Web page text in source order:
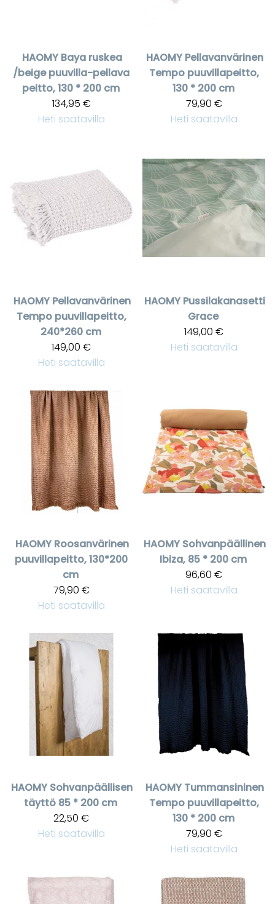
HAOMY Baya ruskea
/beige puuvilla-pellava
peitto, 130 * 200 cm
134,95 €
Heti saatavilla
HAOMY Pellavanvärinen
Tempo puuvillapeitto,
130 * 200 cm
79,90 €
Heti saatavilla
HAOMY Pellavanvärinen
Tempo puuvillapeitto,
240*260 cm
149,00 €
Heti saatavilla
HAOMY Pussilakanasetti
Grace
149,00 €
Heti saatavilla
HAOMY Roosanvärinen
puuvillapeitto, 130*200
cm
79,90 €
Heti saatavilla
HAOMY Sohvanpäällinen
Ibiza, 85 * 200 cm
96,60 €
Heti saatavilla
HAOMY Sohvanpäällisen
täyttö 85 * 200 cm
22,50 €
Heti saatavilla
HAOMY Tummansininen
Tempo puuvillapeitto,
130 * 200 cm
79,90 €
Heti saatavilla